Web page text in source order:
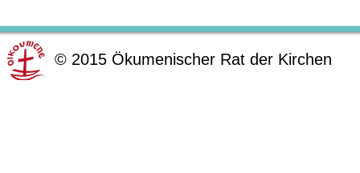
© 2015 Ökumenischer Rat der Kirchen